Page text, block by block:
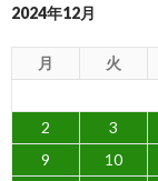
2024年12月
月 火
2
3
9
10